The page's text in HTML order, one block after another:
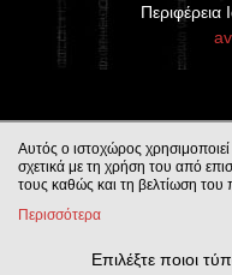
Αυτός ο ιστοχώρος
σχετικά με τη χρήση του από
τους καθώς και τη βελτίωση του
Περισσότερα
Επιλέξτε ποιοι